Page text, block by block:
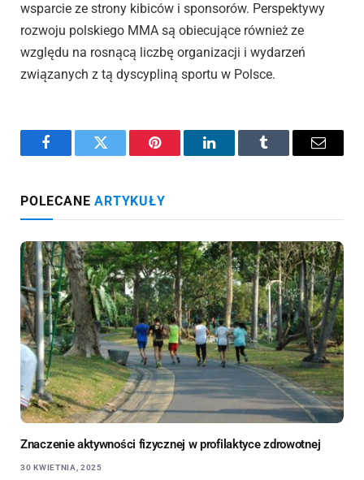
wsparcie ze strony kibiców i sponsorów. Perspektywy
rozwoju polskiego MMA są obiecujące również ze
względu na rosnącą liczbę organizacji i wydarzeń
związanych z tą dyscypliną sportu w Polsce.
FacebookTwitter Pinterest LinkedInTumblr Email
POLECANEARTYKUŁY
Znaczenie aktywności fizycznej w profilaktyce zdrowotnej
30 KWIETNIA, 2025